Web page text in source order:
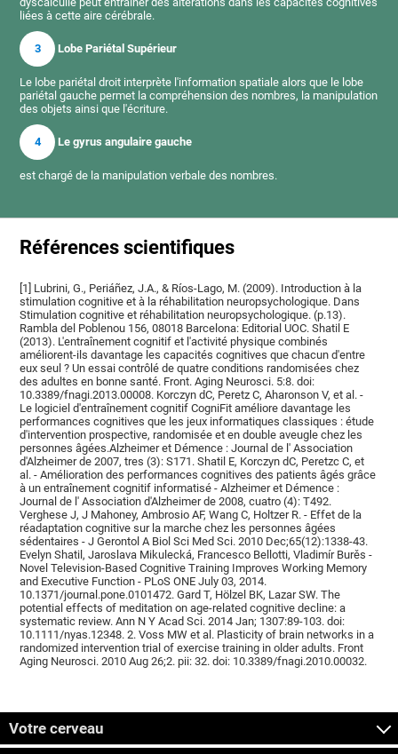
liées à cette aire cérébrale.
3 Lobe Pariétal Supérieur
Le lobe pariétal droit interprète l'information spatiale alors que le lobe
pariétal gauche permet la compréhension des nombres, la manipulation
des objets ainsi que l'écriture.
4 Le gyrus angulaire gauche
est chargé de la manipulation verbale des nombres.
Références scientifiques
[1] Lubrini, G., Periáñez, J.A., & Ríos-Lago, M. (2009). Introduction à la
stimulation cognitive et à la réhabilitation neuropsychologique. Dans
Stimulation cognitive et réhabilitation neuropsychologique. (p.13).
Rambla del Poblenou 156, 08018 Barcelona: Editorial UOC. Shatil E
(2013). L'entraînement cognitif et l'activité physique combinés
améliorent-ils davantage les capacités cognitives que chacun d'entre
eux seul ? Un essai contrôlé de quatre conditions randomisées chez
des adultes en bonne santé. Front. Aging Neurosci. 5:8. doi:
10.3389/fnagi.2013.00008. Korczyn dC, Peretz C, Aharonson V, et al. -
Le logiciel d'entraînement cognitif CogniFit améliore davantage les
performances cognitives que les jeux informatiques classiques : étude
d'intervention prospective, randomisée et en double aveugle chez les
personnes âgées.Alzheimer et Démence : Journal de l' Association
d'Alzheimer de 2007, tres (3): S171. Shatil E, Korczyn dC, Peretzc C, et
al. - Amélioration des performances cognitives des patients âgés grâce
à un entraînement cognitif informatisé - Alzheimer et Démence :
Journal de l' Association d'Alzheimer de 2008, cuatro (4): T492.
Verghese J, J Mahoney, Ambrosio AF, Wang C, Holtzer R. - Effet de la
réadaptation cognitive sur la marche chez les personnes âgées
sédentaires - J Gerontol A Biol Sci Med Sci. 2010 Dec;65(12):1338-43.
Evelyn Shatil, Jaroslava Mikulecká, Francesco Bellotti, Vladimír Burěs -
Novel Television-Based Cognitive Training Improves Working Memory
and Executive Function - PLoS ONE July 03, 2014.
10.1371/journal.pone.0101472. Gard T, Hölzel BK, Lazar SW. The
potential effects of meditation on age-related cognitive decline: a
systematic review. Ann N Y Acad Sci. 2014 Jan; 1307:89-103. doi:
10.1111/nyas.12348. 2. Voss MW et al. Plasticity of brain networks in a
randomized intervention trial of exercise training in older adults. Front
Aging Neurosci. 2010 Aug 26;2. pii: 32. doi: 10.3389/fnagi.2010.00032.
Votre cerveau